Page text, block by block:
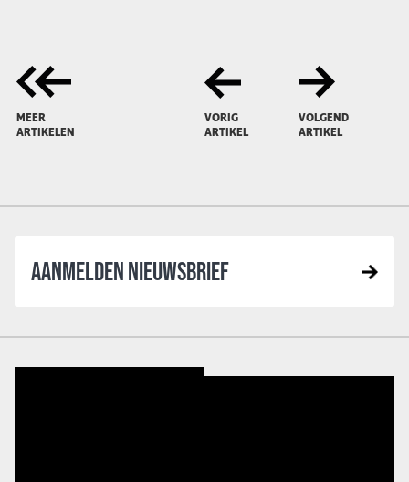
MEER
ARTIKELEN
VORIG
ARTIKEL
VOLGEND
ARTIKEL
AANMELDEN NIEUWSBRIEF